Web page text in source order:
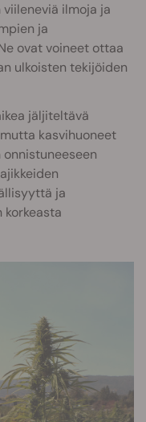
ilmoja ja
ja
ovat voineet ottaa
ulkoisten tekijöiden
jäljiteltävä
kasvihuoneet
ja